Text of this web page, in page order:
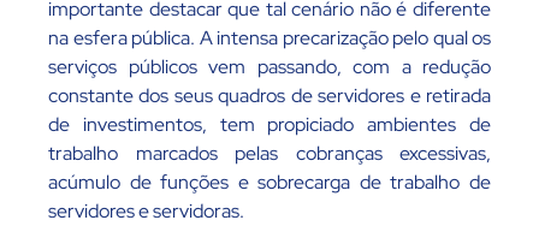
importante destacar que tal cenário não é diferente
na esfera pública. A intensa precarização pelo qual os
serviços públicos vem passando, com a redução
constante dos seus quadros de servidores e retirada
de investimentos, tem propiciado ambientes de
trabalho marcados pelas cobranças excessivas,
acúmulo de funções e sobrecarga de trabalho de
servidores e servidoras.